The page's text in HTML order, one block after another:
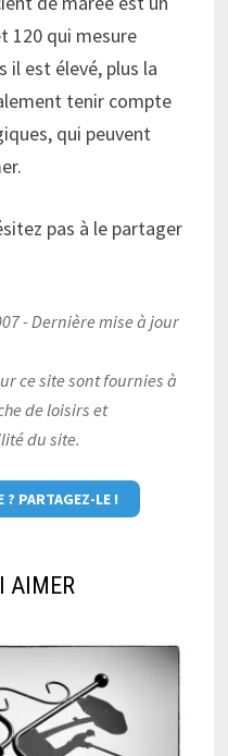
120 qui mesure
il est élevé, plus la
tenir compte
qui peuvent
pas à le partager
- Dernière mise à jour
ce site sont fournies à
de loisirs et
du site.
? PARTAGEZ-LE !
AIMER